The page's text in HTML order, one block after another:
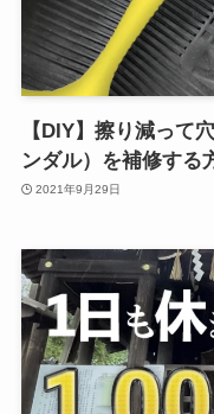
【DIY】擦り減って
ンダル）を補修する
2021年9月29日